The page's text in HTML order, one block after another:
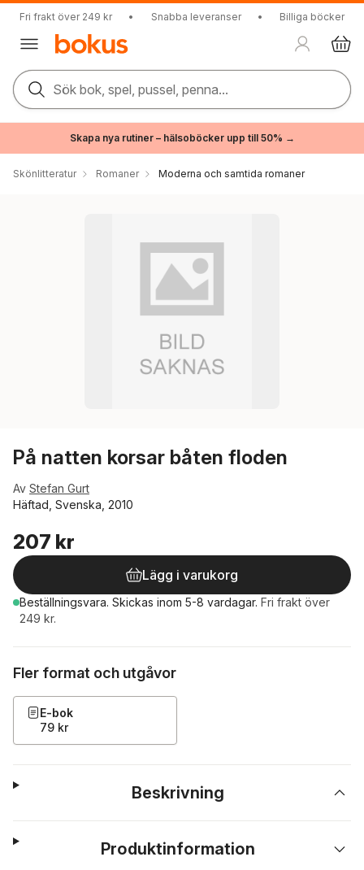
Fri frakt över 249 kr • Snabba leveranser • Billiga böcker
Sök bok, spel, pussel, penna...
Skapa nya rutiner – hälsoböcker upp till 50% →
Skönlitteratur Romaner Moderna och samtida romaner
På natten korsar båten floden
Av Stefan Gurt
Häftad, Svenska, 2010
207 kr
Lägg i varukorg
Beställningsvara. Skickas inom 5-8 vardagar. Fri frakt över
249 kr.
Fler format och utgåvor
E-bok
79 kr
Beskrivning
Produktinformation